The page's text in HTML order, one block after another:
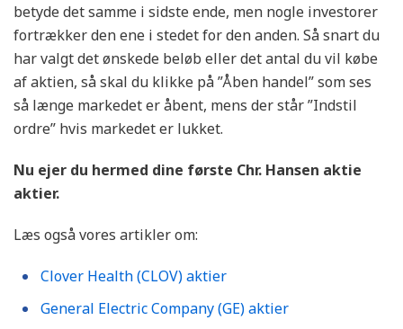
betyde det samme i sidste ende, men nogle investorer
fortrækker den ene i stedet for den anden. Så snart du
har valgt det ønskede beløb eller det antal du vil købe
af aktien, så skal du klikke på ”Åben handel” som ses
så længe markedet er åbent, mens der står ”Indstil
ordre” hvis markedet er lukket.
Nu ejer du hermed dine første Chr. Hansen aktie
aktier.
Læs også vores artikler om:
Clover Health (CLOV) aktier
General Electric Company (GE) aktier